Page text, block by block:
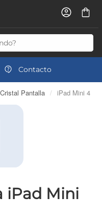
Contacto
Cristal Pantalla / iPad Mini 4
iPad Mini